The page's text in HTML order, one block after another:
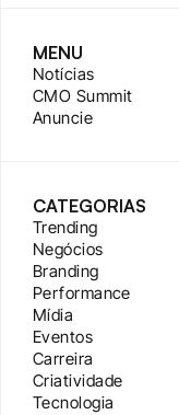
MENU
Notícias
CMO Summit
Anuncie
CATEGORIAS
Trending
Negócios
Branding
Performance
Mídia
Eventos
Carreira
Criatividade
Tecnologia